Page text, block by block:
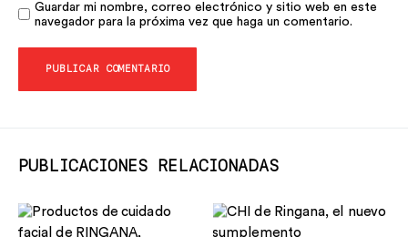
Guardar mi nombre, correo electrónico y sitio web en este
navegador para la próxima vez que haga un comentario.
PUBLICACIONES RELACIONADAS